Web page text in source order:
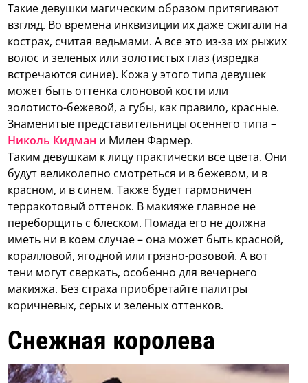
Такие девушки магическим образом притягивают
взгляд. Во времена инквизиции их даже сжигали на
кострах, считая ведьмами. А все это из-за их рыжих
волос и зеленых или золотистых глаз (изредка
встречаются синие). Кожа у этого типа девушек
может быть оттенка слоновой кости или
золотисто-бежевой, а губы, как правило, красные.
Знаменитые представительницы осеннего типа –
Николь Кидман и Милен Фармер.
Таким девушкам к лицу практически все цвета. Они
будут великолепно смотреться и в бежевом, и в
красном, и в синем. Также будет гармоничен
терракотовый оттенок. В макияже главное не
переборщить с блеском. Помада его не должна
иметь ни в коем случае – она может быть красной,
коралловой, ягодной или грязно-розовой. А вот
тени могут сверкать, особенно для вечернего
макияжа. Без страха приобретайте палитры
коричневых, серых и зеленых оттенков.
Снежная королева